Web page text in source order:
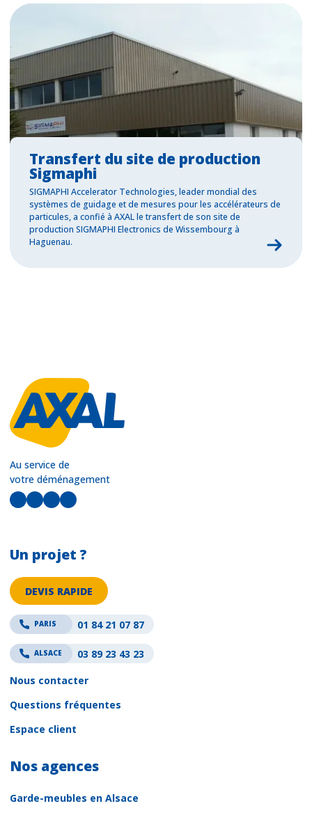
Transfert du site de production
Sigmaphi
SIGMAPHI Accelerator Technologies, leader mondial des
systèmes de guidage et de mesures pour les accélérateurs de
particules, a confié à AXAL le transfert de son site de
production SIGMAPHI Electronics de Wissembourg à
Haguenau.
Au service de
votre déménagement
LinkedIn
Facebook
Instagram
YouTube
Un projet ?
DEVIS RAPIDE
PARIS 01 84 21 07 87
ALSACE 03 89 23 43 23
Nous contacter
Questions fréquentes
Espace client
Nos agences
Garde-meubles en Alsace